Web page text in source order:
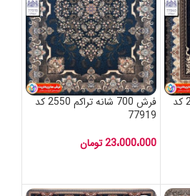
فرش 700 شانه تراکم 2550 کد
فرش 700 شانه تراکم 2550 کد
77919
23،000،000 تومان